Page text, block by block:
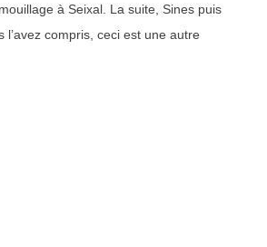
à Seixal. La suite, Sines puis
compris, ceci est une autre